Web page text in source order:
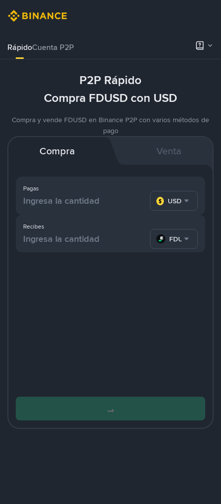
RápidoCuenta P2P
P2P Rápido
Compra FDUSD con USD
Compra y vende FDUSD en Binance P2P con varios métodos de
pago
Compra Venta
Pagas
USD
Recibes
FDUSD